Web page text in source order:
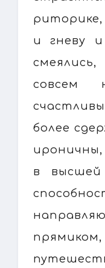
риторике,
и гневу
совсем
более
в высшей